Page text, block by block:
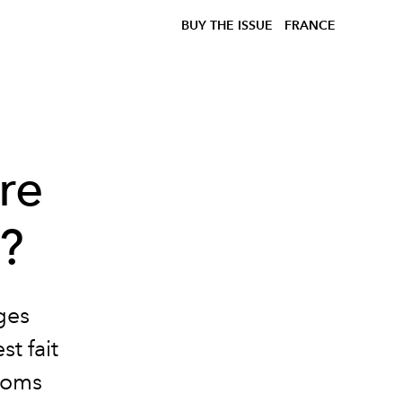
BUY THE ISSUE FRANCE
fait